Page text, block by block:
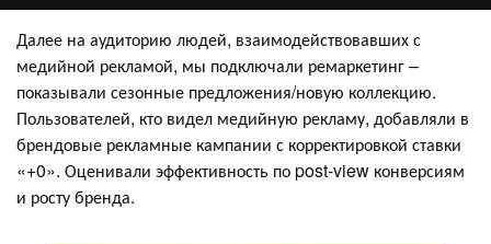
Далее на аудиторию людей, взаимодействовавших с
медийной рекламой, мы подключали ремаркетинг –
показывали сезонные предложения/новую коллекцию.
Пользователей, кто видел медийную рекламу, добавляли в
брендовые рекламные кампании с корректировкой ставки
«+0». Оценивали эффективность по post-view конверсиям
и росту бренда.